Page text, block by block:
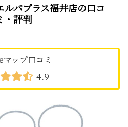
ルパプラス福井店の口コ
・評判
ップ口コミ
4.9